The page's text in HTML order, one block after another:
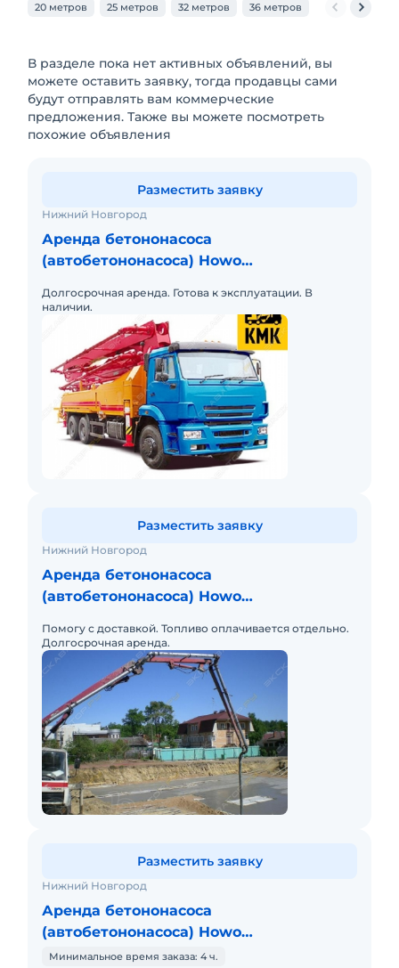
20 метров 25 метров 32 метров 36 метров 40 метров
В разделе пока нет активных объявлений, вы
можете оставить заявку, тогда продавцы сами
будут отправлять вам коммерческие
предложения. Также вы можете посмотреть
похожие объявления
Нижний Новгород
Аренда бетононасоса
(автобетононасоса) Howo
Долгосрочная аренда. Готова к эксплуатации. В
наличии.
Разместить заявку
Нижний Новгород
Аренда бетононасоса
(автобетононасоса) Howo
Помогу с доставкой. Топливо оплачивается отдельно.
Долгосрочная аренда.
Разместить заявку
Нижний Новгород
Аренда бетононасоса
(автобетононасоса) Howo
ZZ5437S4667W (37M)
Минимальное время заказа: 4 ч.
Разместить заявку